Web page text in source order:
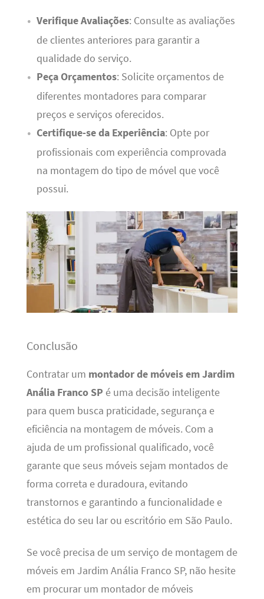
Verifique Avaliações: Consulte as avaliações
de clientes anteriores para garantir a
qualidade do serviço.
Peça Orçamentos: Solicite orçamentos de
diferentes montadores para comparar
preços e serviços oferecidos.
Certifique-se da Experiência: Opte por
profissionais com experiência comprovada
na montagem do tipo de móvel que você
possui.
Conclusão
Contratar um montador de móveis em Jardim
Anália Franco SP é uma decisão inteligente
para quem busca praticidade, segurança e
eficiência na montagem de móveis. Com a
ajuda de um profissional qualificado, você
garante que seus móveis sejam montados de
forma correta e duradoura, evitando
transtornos e garantindo a funcionalidade e
estética do seu lar ou escritório em São Paulo.
Se você precisa de um serviço de montagem de
móveis em Jardim Anália Franco SP, não hesite
em procurar um montador de móveis